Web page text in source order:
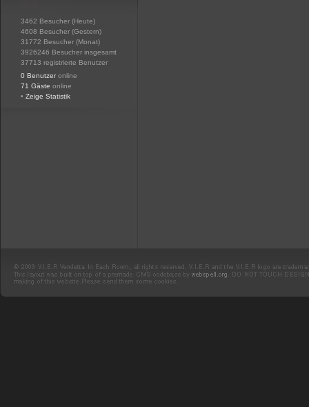
3462 Besucher (Heute)
4608 Besucher (Gestern)
31772 Besucher (Monat)
3926246 Besucher insgesamt
37713 registrierte Benutzer
0 Benutzer online
71 Gäste online
• Zeige Statistik